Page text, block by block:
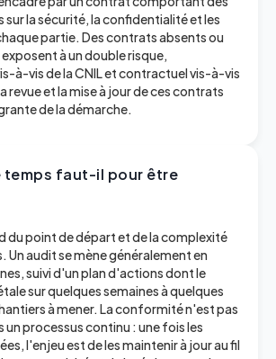
sur la sécurité, la confidentialité et les
partie. Des contrats absents ou
à un double risque,
à-vis de la CNIL et contractuel vis-à-vis
revue et la mise à jour de ces contrats
de la démarche.
temps faut-il pour être
du point de départ et de la complexité
Un audit se mène généralement en
suivi d'un plan d'actions dont le
sur quelques semaines à quelques
à mener. La conformité n'est pas
un processus continu : une fois les
l'enjeu est de les maintenir à jour au fil